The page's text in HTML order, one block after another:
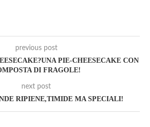
previous post
PIE-CHEESECAKE CON
DI FRAGOLE!
next post
RIPIENE,TIMIDE MA SPECIALI!